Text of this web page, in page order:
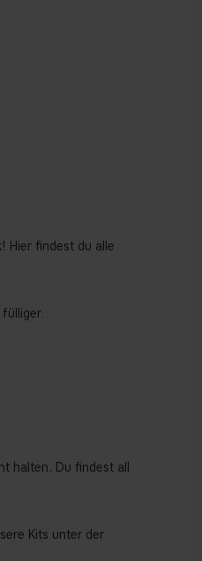
Hier findest du alle
halten. Du findest all
Kits unter der